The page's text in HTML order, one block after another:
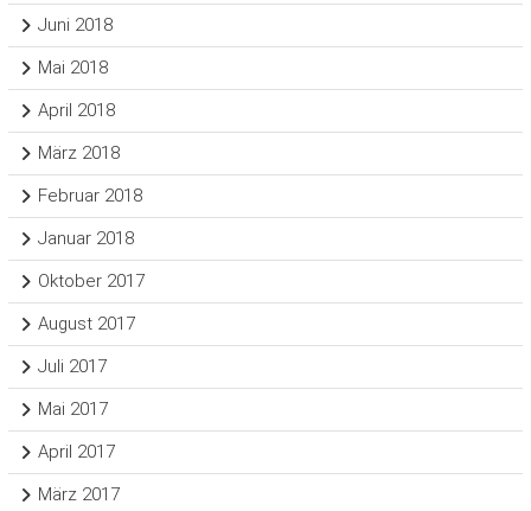
Juni 2018
Mai 2018
April 2018
März 2018
Februar 2018
Januar 2018
Oktober 2017
August 2017
Juli 2017
Mai 2017
April 2017
März 2017